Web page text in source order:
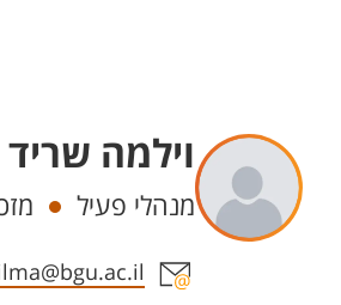
וילמה שריד
Departments
מנהלי פעיל
section